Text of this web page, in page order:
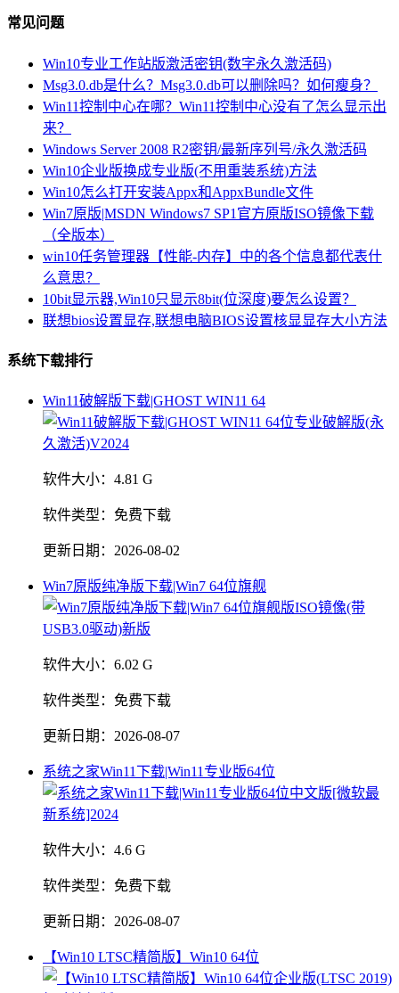
常见问题
Win10专业工作站版激活密钥(数字永久激活码)
Msg3.0.db是什么？Msg3.0.db可以删除吗？如何瘦身？
Win11控制中心在哪？Win11控制中心没有了怎么显示出
来？
Windows Server 2008 R2密钥/最新序列号/永久激活码
Win10企业版换成专业版(不用重装系统)方法
Win10怎么打开安装Appx和AppxBundle文件
Win7原版|MSDN Windows7 SP1官方原版ISO镜像下载
（全版本）
win10任务管理器【性能-内存】中的各个信息都代表什
么意思？
10bit显示器,Win10只显示8bit(位深度)要怎么设置？
联想bios设置显存,联想电脑BIOS设置核显显存大小方法
系统下载排行
Win11破解版下载|GHOST WIN11 64
软件大小： 4.81 G
软件类型： 免费下载
更新日期： 2026-08-02
Win7原版纯净版下载|Win7 64位旗舰
软件大小： 6.02 G
软件类型： 免费下载
更新日期： 2026-08-07
系统之家Win11下载|Win11专业版64位
软件大小： 4.6 G
软件类型： 免费下载
更新日期： 2026-08-07
【Win10 LTSC精简版】Win10 64位